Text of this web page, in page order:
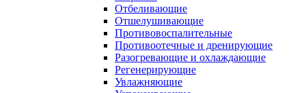
Отбеливающие
Отшелушивающие
Противовоспалительные
Противоотечные и дренирующие
Разогревающие и охлаждающие
Регенерирующие
Увлажняющие